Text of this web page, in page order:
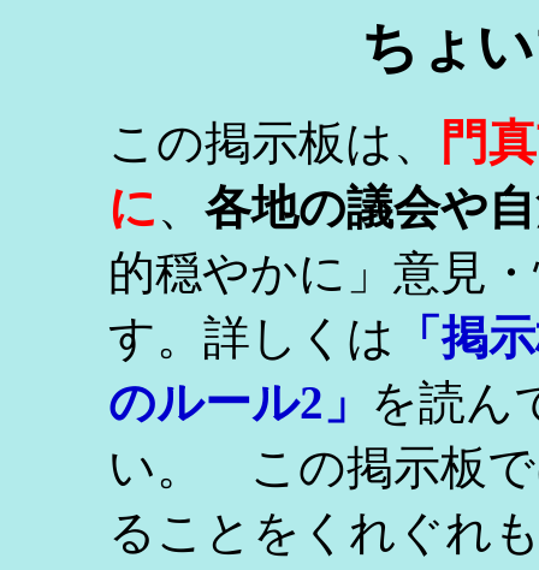
ちょ
この掲示板は、
門
に、 各地の議会や
的穏やかに」意見
す。詳しくは
「掲
のルール2」 を読ん
い。 この掲示板で
ることをくれぐれ